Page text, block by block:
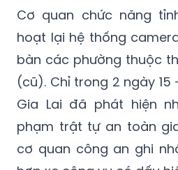
Cơ quan chức năng
hoạt lại hệ thống
bàn các phường thuộc
(cũ). Chỉ trong 2 ngày 15
Gia Lai đã phát hiện
phạm trật tự an toàn
cơ quan công an ghi